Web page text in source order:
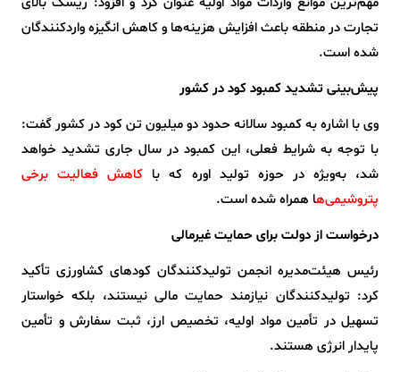
تجارت در منطقه باعث افزایش هزینه‌ها و کاهش انگیزه واردکنندگان
شده است.
پیش‌بینی تشدید کمبود کود در کشور
وی با اشاره به کمبود سالانه حدود دو میلیون تن کود در کشور گفت:
با توجه به شرایط فعلی، این کمبود در سال جاری تشدید خواهد
شد، به‌ویژه در حوزه تولید اوره که با کاهش فعالیت برخی
پتروشیمی‌ها همراه شده است.
درخواست از دولت برای حمایت غیرمالی
رئیس هیئت‌مدیره انجمن تولیدکنندگان کودهای کشاورزی تأکید
کرد: تولیدکنندگان نیازمند حمایت مالی نیستند، بلکه خواستار
تسهیل در تأمین مواد اولیه، تخصیص ارز، ثبت سفارش و تأمین
پایدار انرژی هستند.